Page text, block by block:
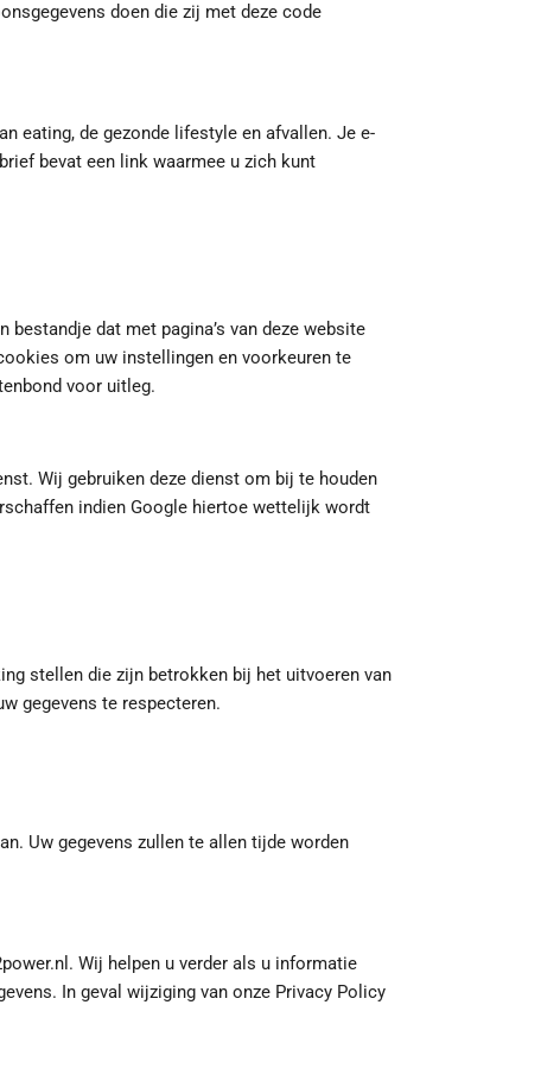
doen die zij met deze code
eating, de gezonde lifestyle en afvallen. Je e-
bevat een link waarmee u zich kunt
dat met pagina’s van deze website
om uw instellingen en voorkeuren te
voor uitleg.
Wij gebruiken deze dienst om bij te houden
indien Google hiertoe wettelijk wordt
stellen die zijn betrokken bij het uitvoeren van
gegevens te respecteren.
Uw gegevens zullen te allen tijde worden
Wij helpen u verder als u informatie
In geval wijziging van onze Privacy Policy